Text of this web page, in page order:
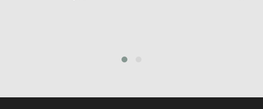
prev